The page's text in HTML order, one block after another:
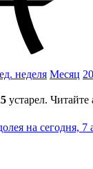
неделя Месяц
устарел.
на сегодня, 7